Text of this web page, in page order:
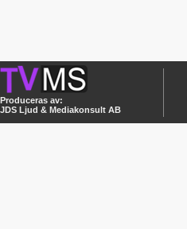
Produceras av:
JDS Ljud & Mediakonsult AB